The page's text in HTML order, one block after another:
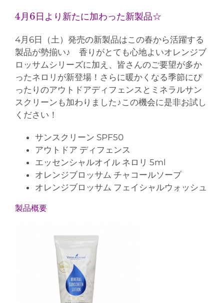
4月6日より新たに加わった新製品☆
4月6日（土）発売の新製品はこの春から活躍する
製品が勢揃い♪ 香りがとても心地よいオレンジブ
ロッサムシリーズに加え、皆さんのご要望が多か
ったネロリが新登場！ さらに暖かくなる季節にぴ
ったりのアウトドアディフェンスとミネラルサン
スクリーンも加わりました♪この機会に是非お試し
ください！
サンスクリーン SPF50
アウトドア ディフェンス
エッセンシャルオイル ネロリ 5ml
オレンジブロッサム チャコールソープ
オレンジブロッサム フェイシャルウォッシュ
製品概要